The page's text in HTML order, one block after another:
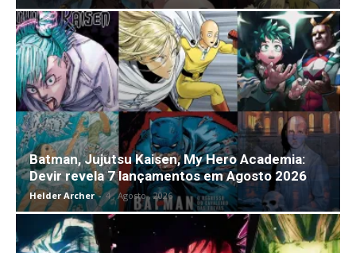
Batman, Jujutsu Kaisen, My Hero Academia:
Devir revela 7 lançamentos em Agosto 2026
Helder Archer - 4 , Agosto , 2026